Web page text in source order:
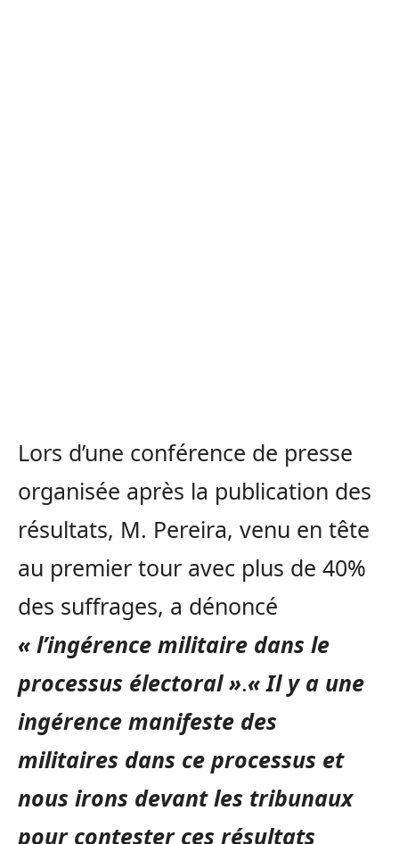
Lors d’une conférence de presse
organisée après la publication des
résultats, M. Pereira, venu en tête
au premier tour avec plus de 40%
des suffrages, a dénoncé
« l’ingérence militaire dans le
processus électoral ».« Il y a une
ingérence manifeste des
militaires dans ce processus et
nous irons devant les tribunaux
pour contester ces résultats